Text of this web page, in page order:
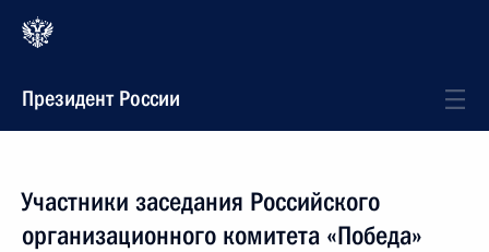
Президент России
Участники заседания Российского
организационного комитета «Победа»